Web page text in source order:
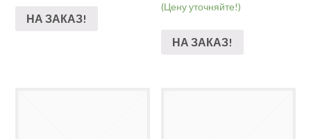
НА ЗАКАЗ!
(Цену уточняйте!)
НА ЗАКАЗ!